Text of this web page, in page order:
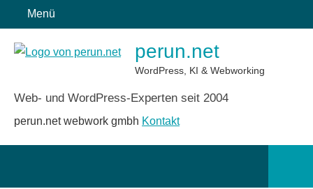
Inhalt
springen
Menü
perun.net
WordPress, KI & Webworking
Web- und WordPress-Experten seit 2004
perun.net webwork gmbh Kontakt